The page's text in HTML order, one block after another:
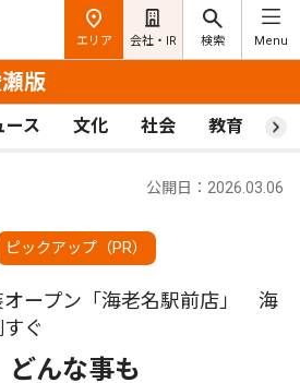
エリア 会社・IR 検索 Menu
版
ース 文化 社会 教育 ス
ピックアップ（PR）
公開日：2026.03.06
オープン「海老名駅前店」 海
ぐ
どんな事も